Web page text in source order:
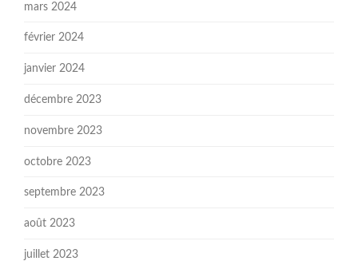
mars 2024
février 2024
janvier 2024
décembre 2023
novembre 2023
octobre 2023
septembre 2023
août 2023
juillet 2023